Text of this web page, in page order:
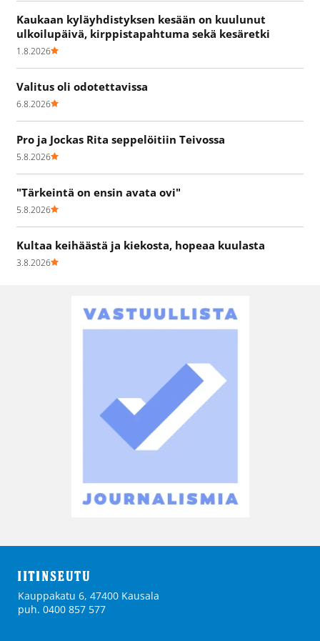
Kaukaan kyläyhdistyksen kesään on kuulunut
ulkoilupäivä, kirppistapahtuma sekä kesäretki
1.8.2026
Valitus oli odotettavissa
6.8.2026
Pro ja Jockas Rita seppelöitiin Teivossa
5.8.2026
"Tärkeintä on ensin avata ovi"
5.8.2026
Kultaa keihäästä ja kiekosta, hopeaa kuulasta
3.8.2026
Kauppakatu 6, 47400 Kausala
puh. 0400 857 577